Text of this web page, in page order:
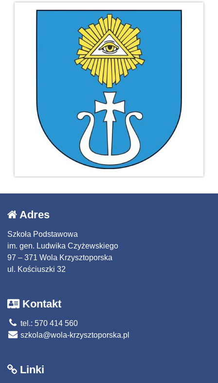
Adres
Szkoła Podstawowa
im. gen. Ludwika Czyżewskiego
97 – 371 Wola Krzysztoporska
ul. Kościuszki 32
Kontakt
tel.: 570 414 560
szkola@wola-krzysztoporska.pl
Linki